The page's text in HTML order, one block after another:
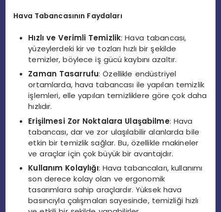
Hava Tabancasının Faydaları
Hızlı ve Verimli Temizlik: Hava tabancası,
yüzeylerdeki kir ve tozları hızlı bir şekilde
temizler, böylece iş gücü kaybını azaltır.
Zaman Tasarrufu: Özellikle endüstriyel
ortamlarda, hava tabancası ile yapılan temizlik
işlemleri, elle yapılan temizliklere göre çok daha
hızlıdır.
Erişilmesi Zor Noktalara Ulaşabilme: Hava
tabancası, dar ve zor ulaşılabilir alanlarda bile
etkin bir temizlik sağlar. Bu, özellikle makineler
ve araçlar için çok büyük bir avantajdır.
Kullanım Kolaylığı: Hava tabancaları, kullanımı
son derece kolay olan ve ergonomik
tasarımlara sahip araçlardır. Yüksek hava
basıncıyla çalışmaları sayesinde, temizliği hızlı